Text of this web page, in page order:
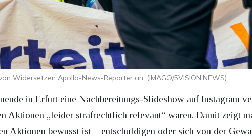
Widersetzen Apollo-News-Reporter an. (IMAGO/5VISION.NEWS)
in Erfurt eine Nachbereitungs-Slideshow auf Instagram
Aktionen „leider strafrechtlich relevant“ waren. Damit zeigt
Aktionen bewusst ist – entschuldigen oder sich von der